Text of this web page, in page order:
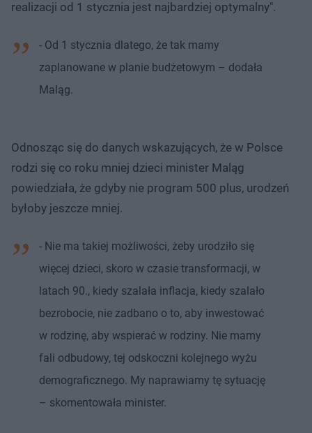
realizacji od 1 stycznia jest najbardziej optymalny".
- Od 1 stycznia dlatego, że tak mamy
zaplanowane w planie budżetowym – dodała
Maląg.
Odnosząc się do danych wskazujących, że w Polsce
rodzi się co roku mniej dzieci minister Maląg
powiedziała, że gdyby nie program 500 plus, urodzeń
byłoby jeszcze mniej.
- Nie ma takiej możliwości, żeby urodziło się
więcej dzieci, skoro w czasie transformacji, w
latach 90., kiedy szalała inflacja, kiedy szalało
bezrobocie, nie zadbano o to, aby inwestować
w rodzinę, aby wspierać w rodziny. Nie mamy
fali odbudowy, tej odskoczni kolejnego wyżu
demograficznego. My naprawiamy tę sytuację
– skomentowała minister.